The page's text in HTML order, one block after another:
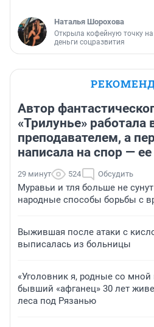
Наталья Шорохова
Открыла кофейную точку на
деньги соцразвития
Автор
«Трилунье» работала
преподавателем, а
написала на спор —
29 минут 524 Обсудить
Муравьи и тля больше не
народные способы борьбы с
Выжившая после атаки с
выписалась из больницы
«Уголовник я, родные со мной
бывший «афганец» 30 лет
леса под Рязанью